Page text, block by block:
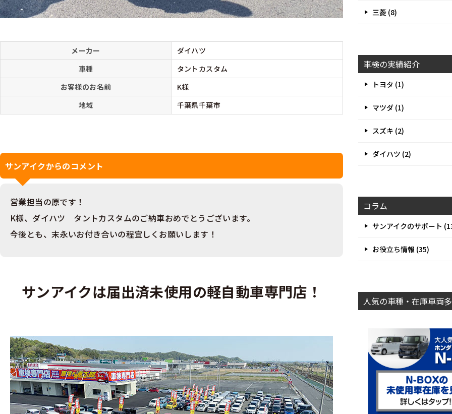
メーカー
ダイハツ
車種
タントカスタム
お客様のお名前
K様
地域
千葉県千葉市
サンアイクからのコメント
営業担当の原です！
K様、ダイハツ タントカスタムのご納車おめでとうございます。
今後とも、末永いお付き合いの程宜しくお願いします！
サンアイクは届出済未使用の軽自動車専門店！
三菱 (8)
車検の実績紹介
トヨタ (1)
マツダ (1)
スズキ (2)
ダイハツ (2)
コラム
サンアイクのサポート
お役立ち情報 (35)
人気の車種・在庫車両